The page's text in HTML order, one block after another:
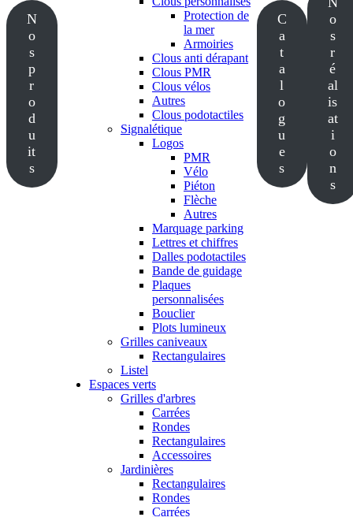
N
o
s
p
r
o
d
u
it
s
Protection de
la mer
Armoiries
Clous anti dérapant
Clous PMR
Clous vélos
Autres
Clous podotactiles
Signalétique
Logos
PMR
Vélo
Piéton
Flèche
Autres
Marquage parking
Lettres et chiffres
Dalles podotactiles
Bande de guidage
Plaques
personnalisées
Bouclier
Plots lumineux
Grilles caniveaux
Rectangulaires
Listel
Espaces verts
Grilles d'arbres
Carrées
Rondes
Rectangulaires
Accessoires
Jardinières
Rectangulaires
Rondes
Carrées
C
a
t
a
l
o
g
u
e
s
o
s
r
é
al
is
at
i
o
n
s